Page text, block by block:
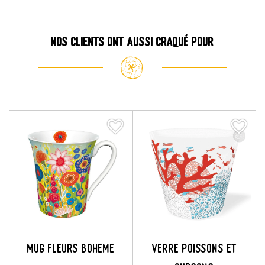
Nos clients ont aussi craqué pour
MUG FLEURS BOHEME
favorite_border
favorite_border
VERRE POISSONS ET
favorite_border
favorite_border